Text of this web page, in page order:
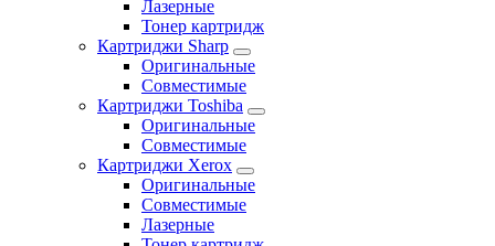
Лазерные
Тонер картридж
Картриджи Sharp
Оригинальные
Совместимые
Картриджи Toshiba
Оригинальные
Совместимые
Картриджи Xerox
Оригинальные
Совместимые
Лазерные